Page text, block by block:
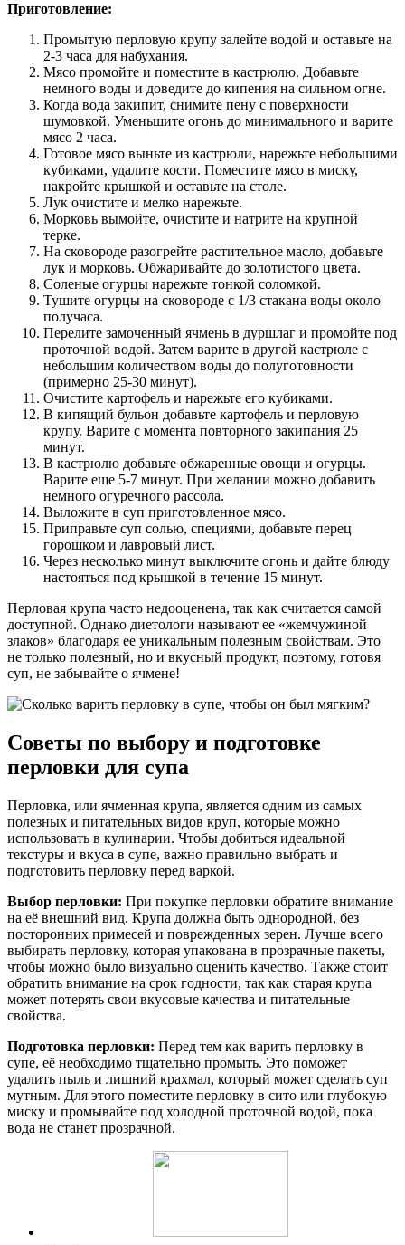
Приготовление:
Промытую перловую крупу залейте водой и оставьте на
2-3 часа для набухания.
Мясо промойте и поместите в кастрюлю. Добавьте
немного воды и доведите до кипения на сильном огне.
Когда вода закипит, снимите пену с поверхности
шумовкой. Уменьшите огонь до минимального и варите
мясо 2 часа.
Готовое мясо выньте из кастрюли, нарежьте небольшими
кубиками, удалите кости. Поместите мясо в миску,
накройте крышкой и оставьте на столе.
Лук очистите и мелко нарежьте.
Морковь вымойте, очистите и натрите на крупной
терке.
На сковороде разогрейте растительное масло, добавьте
лук и морковь. Обжаривайте до золотистого цвета.
Соленые огурцы нарежьте тонкой соломкой.
Тушите огурцы на сковороде с 1/3 стакана воды около
получаса.
Перелите замоченный ячмень в дуршлаг и промойте под
проточной водой. Затем варите в другой кастрюле с
небольшим количеством воды до полуготовности
(примерно 25-30 минут).
Очистите картофель и нарежьте его кубиками.
В кипящий бульон добавьте картофель и перловую
крупу. Варите с момента повторного закипания 25
минут.
В кастрюлю добавьте обжаренные овощи и огурцы.
Варите еще 5-7 минут. При желании можно добавить
немного огуречного рассола.
Выложите в суп приготовленное мясо.
Приправьте суп солью, специями, добавьте перец
горошком и лавровый лист.
Через несколько минут выключите огонь и дайте блюду
настояться под крышкой в течение 15 минут.
Перловая крупа часто недооценена, так как считается самой
доступной. Однако диетологи называют ее «жемчужиной
злаков» благодаря ее уникальным полезным свойствам. Это
не только полезный, но и вкусный продукт, поэтому, готовя
суп, не забывайте о ячмене!
Советы по выбору и подготовке
перловки для супа
Перловка, или ячменная крупа, является одним из самых
полезных и питательных видов круп, которые можно
использовать в кулинарии. Чтобы добиться идеальной
текстуры и вкуса в супе, важно правильно выбрать и
подготовить перловку перед варкой.
Выбор перловки: При покупке перловки обратите внимание
на её внешний вид. Крупа должна быть однородной, без
посторонних примесей и поврежденных зерен. Лучше всего
выбирать перловку, которая упакована в прозрачные пакеты,
чтобы можно было визуально оценить качество. Также стоит
обратить внимание на срок годности, так как старая крупа
может потерять свои вкусовые качества и питательные
свойства.
Подготовка перловки: Перед тем как варить перловку в
супе, её необходимо тщательно промыть. Это поможет
удалить пыль и лишний крахмал, который может сделать суп
мутным. Для этого поместите перловку в сито или глубокую
миску и промывайте под холодной проточной водой, пока
вода не станет прозрачной.